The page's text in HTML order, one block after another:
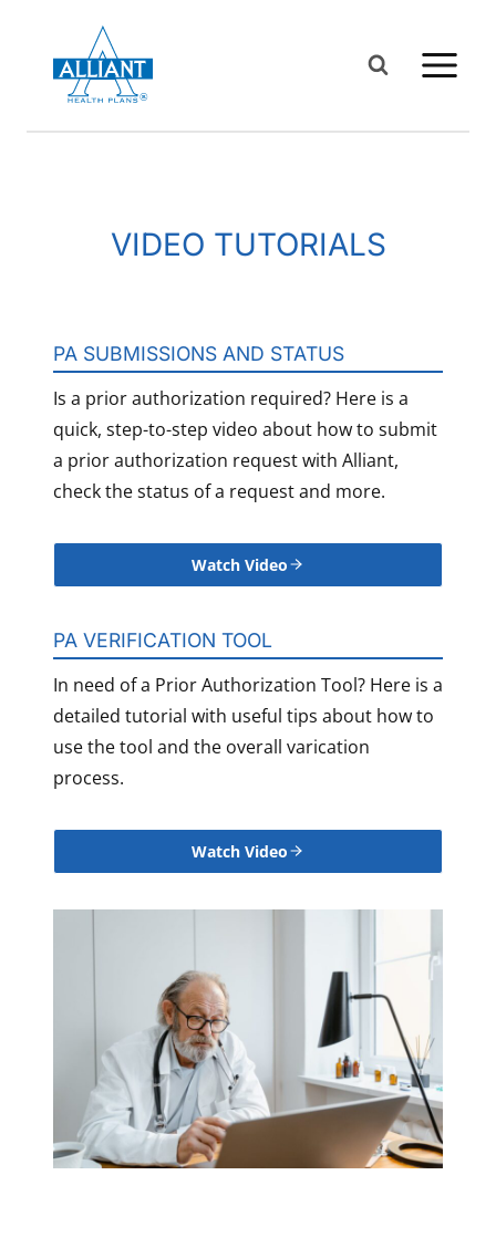
Contenido
VIDEO TUTORIALS
PA SUBMISSIONS AND STATUS
Is a prior authorization required? Here is a
quick, step-to-step video about how to submit
a prior authorization request with Alliant,
check the status of a request and more.
Watch Video
PA VERIFICATION TOOL
In need of a Prior Authorization Tool? Here is a
detailed tutorial with useful tips about how to
use the tool and the overall varication
process.
Watch Video